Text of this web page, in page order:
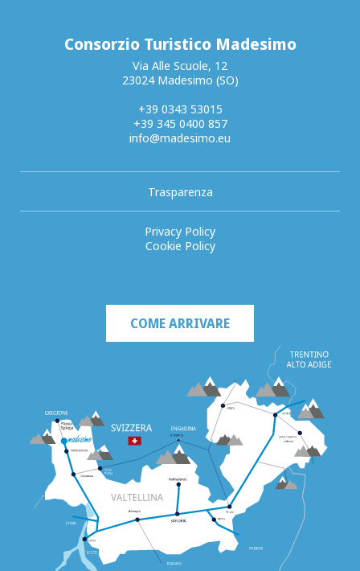
Consorzio Turistico Madesimo
Via Alle Scuole, 12
23024 Madesimo (SO)
+39 0343 53015
+39 345 0400 857
info@madesimo.eu
Trasparenza
Privacy Policy
Cookie Policy
COME ARRIVARE